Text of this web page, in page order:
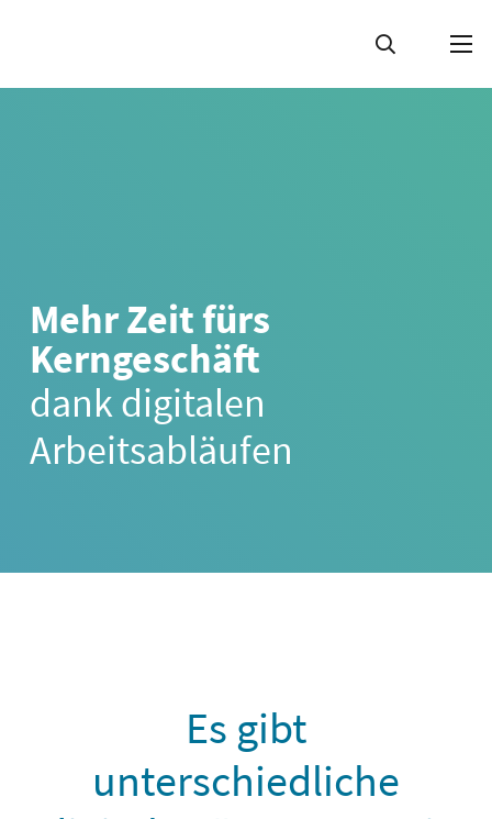
Mehr Zeit fürs
Kerngeschäft
dank digitalen
Arbeitsabläufen
Es gibt
unterschiedliche